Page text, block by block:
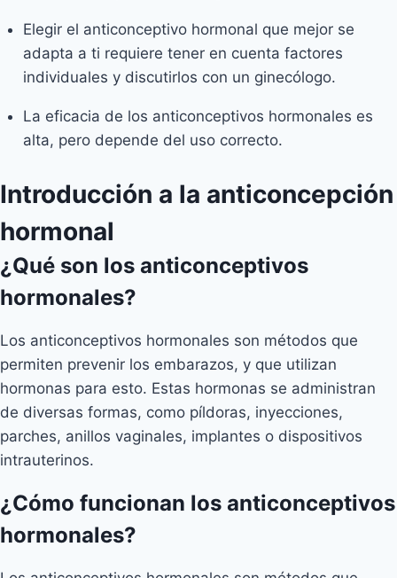
Elegir el anticonceptivo hormonal que mejor se
adapta a ti requiere tener en cuenta factores
individuales y discutirlos con un ginecólogo.
La eficacia de los anticonceptivos hormonales es
alta, pero depende del uso correcto.
Introducción a la anticoncepción
hormonal
¿Qué son los anticonceptivos
hormonales?
Los anticonceptivos hormonales son métodos que
permiten prevenir los embarazos, y que utilizan
hormonas para esto. Estas hormonas se administran
de diversas formas, como píldoras, inyecciones,
parches, anillos vaginales, implantes o dispositivos
intrauterinos.
¿Cómo funcionan los anticonceptivos
hormonales?